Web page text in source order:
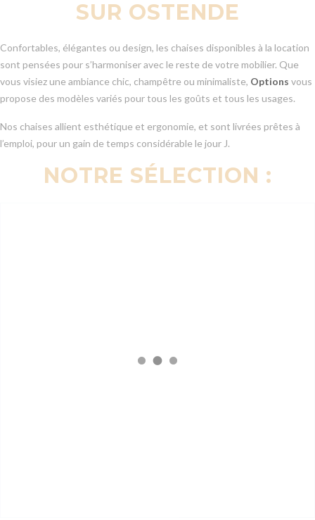
SUR OSTENDE
Confortables, élégantes ou design, les chaises disponibles à la location
sont pensées pour s’harmoniser avec le reste de votre mobilier. Que
vous visiez une ambiance chic, champêtre ou minimaliste, Options vous
propose des modèles variés pour tous les goûts et tous les usages.
Nos chaises allient esthétique et ergonomie, et sont livrées prêtes à
l’emploi, pour un gain de temps considérable le jour J.
NOTRE SÉLECTION :